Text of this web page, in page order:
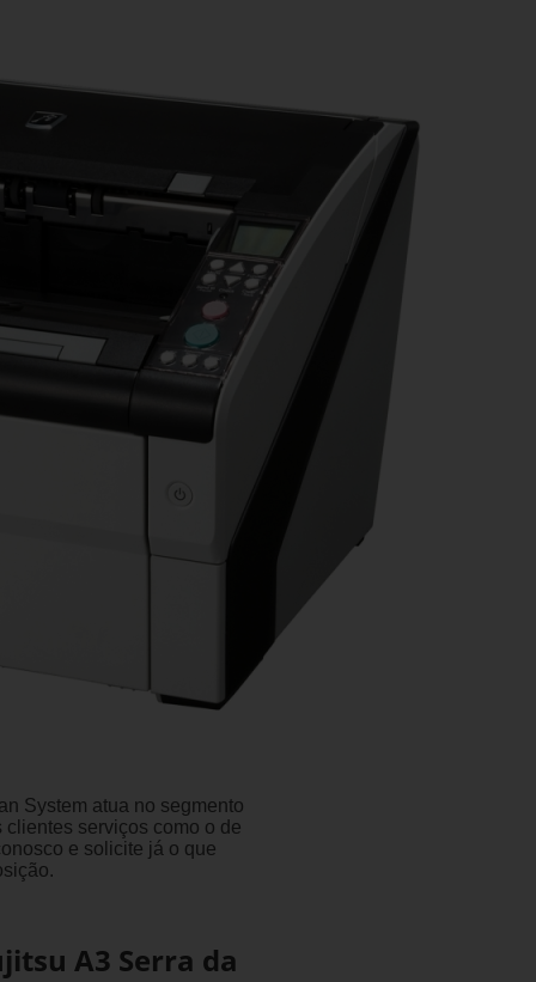
System atua no segmento
serviços como o de
e solicite já o que
A3 Serra da